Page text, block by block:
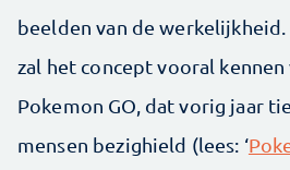
beelden van de
zal het concept vooral kennen
Pokemon GO, dat vorig jaar
mensen bezighield (lees: ‘